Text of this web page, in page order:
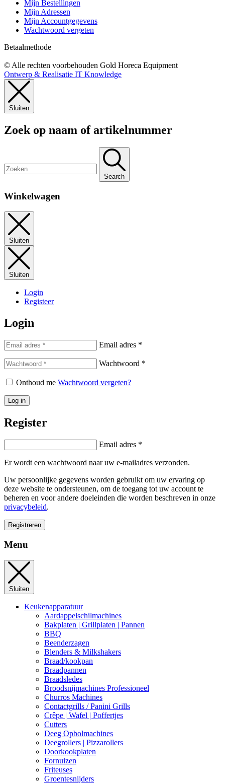
Mijn Bestellingen
Mijn Adressen
Mijn Accountgegevens
Wachtwoord vergeten
Betaalmethode
© Alle rechten voorbehouden Gold Horeca Equipment
Ontwerp & Realisatie IT Knowledge
Sluiten
Zoek op naam of artikelnummer
Search
Winkelwagen
Sluiten
Sluiten
Login
Registeer
Login
Email adres *
Wachtwoord *
Onthoud me Wachtwoord vergeten?
Log in
Register
Email adres *
Er wordt een wachtwoord naar uw e-mailadres verzonden.
Uw persoonlijke gegevens worden gebruikt om uw ervaring op
deze website te ondersteunen, om de toegang tot uw account te
beheren en voor andere doeleinden die worden beschreven in onze
privacybeleid.
Registreren
Menu
Sluiten
Keukenapparatuur
Aardappelschilmachines
Bakplaten | Grillplaten | Pannen
BBQ
Beenderzagen
Blenders & Milkshakers
Braad/kookpan
Braadpannen
Braadsledes
Broodsnijmachines Professioneel
Churros Machines
Contactgrills / Panini Grills
Crêpe | Wafel | Poffertjes
Cutters
Deeg Opbolmachines
Deegrollers | Pizzarollers
Doorkookplaten
Fornuizen
Friteuses
Groentesnijders